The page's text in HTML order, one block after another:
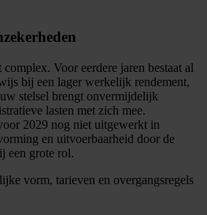
Voor eerdere jaren bestaat al
bij een lager werkelijk rendement,
stelsel brengt onvermijdelijk
lasten met zich mee.
2029 nog niet uitgewerkt in
en uitvoerbaarheid door de
een grote rol.
vorm, tarieven en overgangsregels